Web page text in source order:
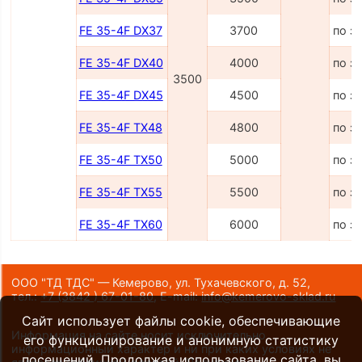
3500
FE 35-4F DX37 3700 по
FE 35-4F DX40 4000 по
FE 35-4F DX45 4500 по
FE 35-4F TX48 4800 по
FE 35-4F TX50 5000 по
FE 35-4F TX55 5500 по
FE 35-4F TX60 6000 по
ООО "ТД ТДС" — Кемерово, ул. Тухачевского, д. 52,
тел.:+7 (3842 ) 67-01-80,E-mail:info@kemerovo-sklad.ru
Информация на сайте носит исключительно
информационный характер и ни при каких условиях не
Сайт использует файлы cookie, обеспечивающие
его функционирование и анонимную статистику